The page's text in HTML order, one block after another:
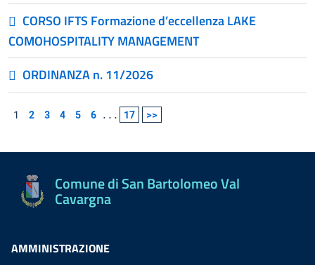
CORSO IFTS Formazione d’eccellenza LAKE
COMOHOSPITALITY MANAGEMENT
ORDINANZA n. 11/2026
1 2 3 4 5 6 ... 17 >>
Comune di San Bartolomeo Val
Cavargna
AMMINISTRAZIONE